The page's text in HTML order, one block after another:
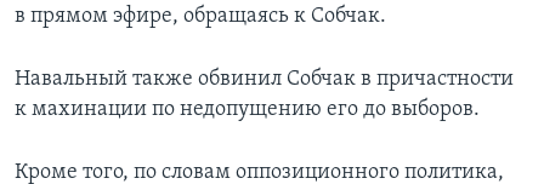
в прямом эфире, обращаясь к Собчак.
Навальный также обвинил Собчак в причастности
к махинации по недопущению его до выборов.
Кроме того, по словам оппозиционного политика,